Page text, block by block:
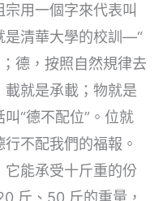
用一個字來代表叫
是清華大學的校訓—“
德，按照自然規律去
載就是承載；物就是
“德不配位”。位就
不配我們的福報。
能承受十斤重的份
斤、50 斤的重量，